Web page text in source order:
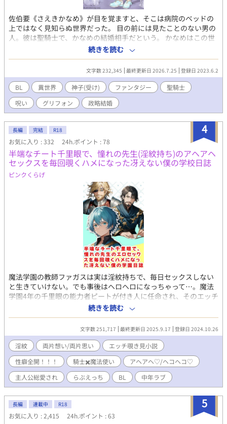
佐伯要《さえきかなめ》が目を覚ますと、そこは病院のベッドの
上ではなく見知らぬ世界だった。 目の前には見たことのない男の
人。彼は聖騎士で、かなめの結婚相手だという。 かなめはこの世
界で『神子さま』と呼ばれる存在だった。 健康な身体を手に入れ
て神子さまの生活を満喫するかなめだが、呪術師に命を狙われ、
八百年前の夢を見るようになる。 八百年前、神子にはとても大切
な幼なじみがいた。 訳あり転生神子が本当の愛を手に入れて幸せ
になるまでのお話です。 聖騎士×転生神子 主人公総愛され気味で
すが、最終は固定。 ファンタジー色強め（作者の好み満載です）
更新速度は遅めです。 エピソード0はアルバート視点。それ以降
はかなめ視点になります。 聖騎士や神子、神官や呪術師などはオ
リジナルの設定となっております。 『転生したら神子と呼ばれて
います』を書き直しました。 表紙のイラストはしけつ（ck2）さ
まにいただきました。ありがとうございます！
続きを読む
文字数 232,345 最終更新日 2026.7.25 登録日 2023.6.2
BL 異世界 神子(受け) ファンタジー
聖騎士
呪い
グリフォン 政略結婚
4
長編 完結 R18
お気に入り : 332 24h.ポイント : 78
半端なチート千里眼で、憧れの先生(淫紋持ち)のアヘアヘ
セックスを毎回覗くハメになった冴えない僕の学校日誌
ピンクくらげ
魔法学園の教師ファガスは実は淫紋持ちで、毎日セックスしない
と生きていけない。でも事後はヘロヘロになっちゃって…。魔法
学園4年の千里眼の能力者ピートが付き人に任命され、そのエッチ
を監視するハメに！ 戦友『軍神アレン』や学園長の老魔術師『セ
オドア校長』、国王『オーディウス』などファガスを取り巻く大
人セックスを若輩ピート(ギリギリ成人済み)がムズムズ覗き見す
る物語。 らぶえっちもあるけど、イヤイヤ陵辱もあり。とりあえ
ず性癖を全部詰め込んだファガス総愛され。
続きを読む
文字数 251,717 最終更新日 2025.9.17 登録日 2024.10.26
淫紋 両片想い/両片思い
エッチ覗き見小説
性癖全開！！！
騎士✖️魔法使い
アヘアヘ♡/ヘコヘコ♡
主人公総愛され
らぶえっち BL 中年ラブ
5
長編 連載中 R18
お気に入り : 2,415 24h.ポイント : 63